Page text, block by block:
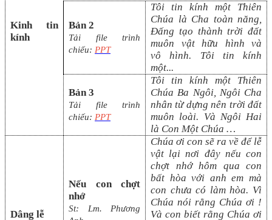
Kinh tin
kính
Bản 2
Tải file trình
chiếu: PPT
Tôi tin kính một Thiên
Chúa là Cha toàn năng,
Đấng tạo thành trời đất
muôn vật hữu hình và
vô hình. Tôi tin kính
một...
Bản 3
Tải file trình
chiếu: PPT
Tôi tin kính một Thiên
Chúa Ba Ngôi, Ngôi Cha
nhân từ dựng nên trời đất
muôn loài. Và Ngôi Hai
là Con Một Chúa …
Dâng lễ
Nếu con chợt
nhớ
St: Lm. Phương
Chúa ơi con sẽ ra về để lễ
vật lại nơi đây nếu con
chợt nhớ hôm qua con
bất hòa với anh em mà
con chưa có làm hòa. Vì
Chúa nói rằng Chúa ơi !
Và con biết rằng Chúa ơi